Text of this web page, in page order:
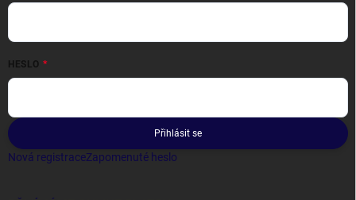
HESLO
Přihlásit se
Nová registraceZapomenuté heslo